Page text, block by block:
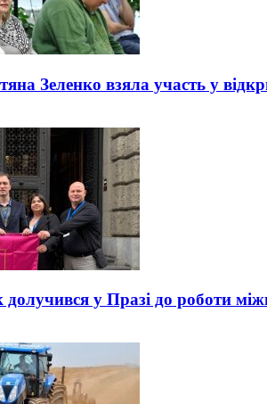
Зеленко взяла участь у
у Празі до роботи